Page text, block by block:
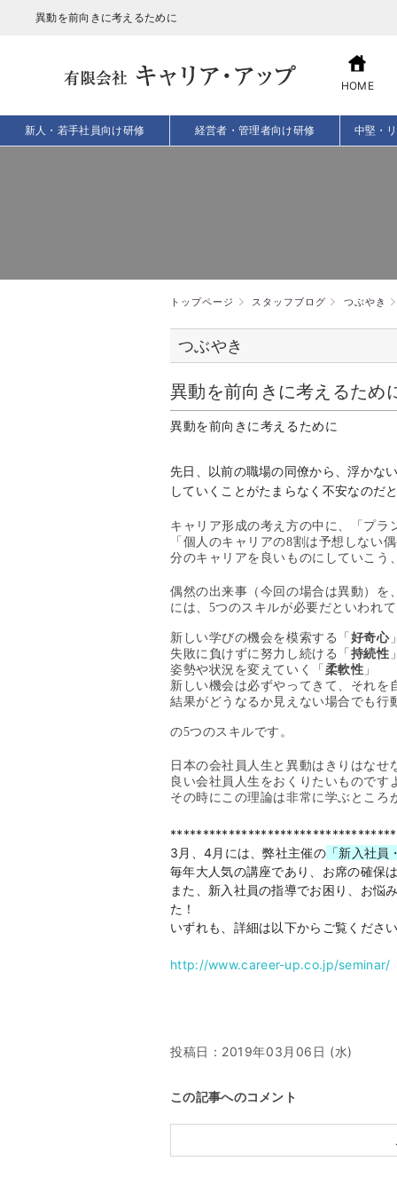
異動を前向きに考えるために
HOME
新人・若手社員向け研修 経営者・管理者向け研修 中堅・
トップページ スタッフブログ つぶやき
つぶやき
異動を前向きに考えるため
異動を前向きに考えるために
先日、以前の職場の同僚から、浮かな
していくことがたまらなく不安なのだ
キャリア形成の考え方の中に、「プラ
「個人のキャリアの8割は予想しない
分のキャリアを良いものにしていこ う
偶然の出来事（今回の場合は異動）を
には、 5つのスキルが必要だと いわれ
新しい学びの機会を模索する「 好奇心
失敗に負けずに努力し続ける「 持続性
姿勢や状況を変えていく「 柔軟性 」
新しい機会は必ずやってきて、それを
結果がどうなるか見えない場合でも行
の5つのスキルです。
日本の会社員人生と異動はきりはなせ
良い会社員人生をおくりたいものです
その時にこの理論は非常に学ぶところ
3月、4月には、弊社主催の「新入社員
毎年大人気の講座であり、お席の確保
また、新入社員の指導でお困り、お悩
た！
いずれも、詳細は以下からご覧くださ
http://www.career-up.co.jp/seminar/
投稿日： 2019年03月06日 (水)
この記事へのコメント